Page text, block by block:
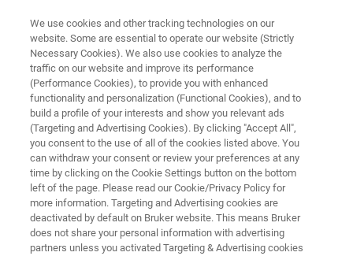
中国材料大会2026
联系我们
We use cookies and other tracking technologies on our
website. Some are essential to operate our website (Strictly
Necessary Cookies). We also use cookies to analyze the
traffic on our website and improve its performance
(Performance Cookies), to provide you with enhanced
functionality and personalization (Functional Cookies), and to
build a profile of your interests and show you relevant ads
(Targeting and Advertising Cookies). By clicking "Accept All",
you consent to the use of all of the cookies listed above. You
can withdraw your consent or review your preferences at any
time by clicking on the Cookie Settings button on the bottom
left of the page. Please read our Cookie/Privacy Policy for
more information. Targeting and Advertising cookies are
deactivated by default on Bruker website. This means Bruker
does not share your personal information with advertising
partners unless you activated Targeting & Advertising cookies